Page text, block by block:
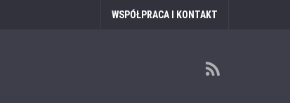
WSPÓŁPRACA I KONTAKT